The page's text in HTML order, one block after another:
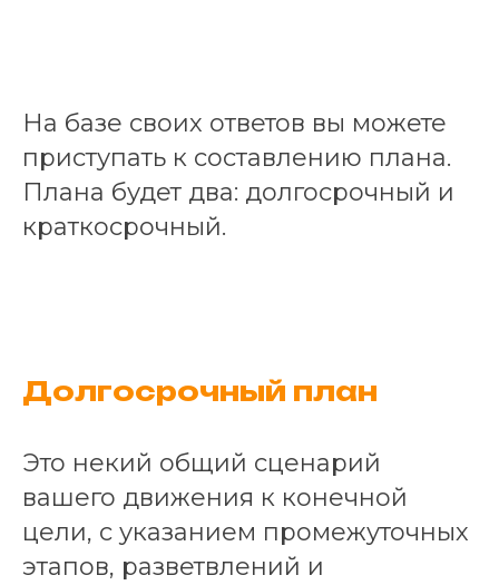
На базе своих ответов вы можете
приступать к составлению плана.
Плана будет два: долгосрочный и
краткосрочный.
Долгосрочный план
Это некий общий сценарий
вашего движения к конечной
цели, с указанием промежуточных
этапов, разветвлений и